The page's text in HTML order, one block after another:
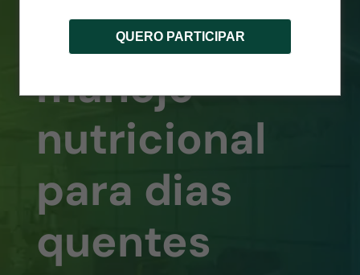
QUERO PARTICIPAR
manejo
nutricional
para dias
quentes